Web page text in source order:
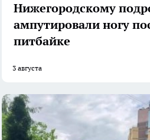
Нижегородскому
ампутировали ногу
питбайке
3 августа